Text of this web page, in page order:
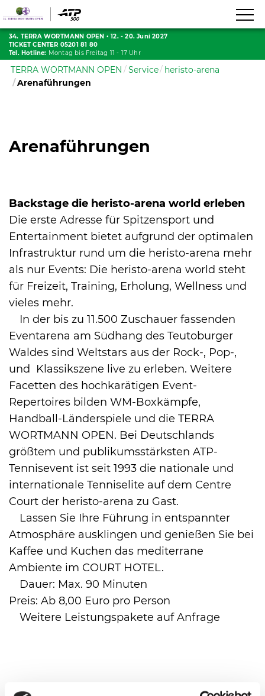
International
34. TERRA WORTMANN OPEN • 12. - 20. Juni 2027
TICKET CENTER 05201 81 80
Tel. Hotline: Montag bis Freitag 11 - 17 Uhr
TERRA WORTMANN OPEN Service
heristo-arena
Arenaführungen
Arenaführungen
Backstage die heristo-arena world erleben
Die erste Adresse für Spitzensport und
Entertainment bietet aufgrund der optimalen
Infrastruktur rund um die heristo-arena mehr
als nur Events: Die heristo-arena world steht
für Freizeit, Training, Erholung, Wellness und
vieles mehr.
In der bis zu 11.500 Zuschauer fassenden
Eventarena am Südhang des Teutoburger
Waldes sind Weltstars aus der Rock-, Pop-,
und Klassikszene live zu erleben. Weitere
Facetten des hochkarätigen Event-
Repertoires bilden WM-Boxkämpfe,
Handball-Länderspiele und die TERRA
WORTMANN OPEN. Bei Deutschlands
größtem und publikumsstärksten ATP-
Tennisevent ist seit 1993 die nationale und
internationale Tenniselite auf dem Centre
Court der heristo-arena zu Gast.
Lassen Sie Ihre Führung in entspannter
Atmosphäre ausklingen und genießen Sie bei
Kaffee und Kuchen das mediterrane
Ambiente im COURT HOTEL.
Dauer: Max. 90 Minuten
Preis: Ab 8,00 Euro pro Person
Weitere Leistungspakete auf Anfrage
Buchung